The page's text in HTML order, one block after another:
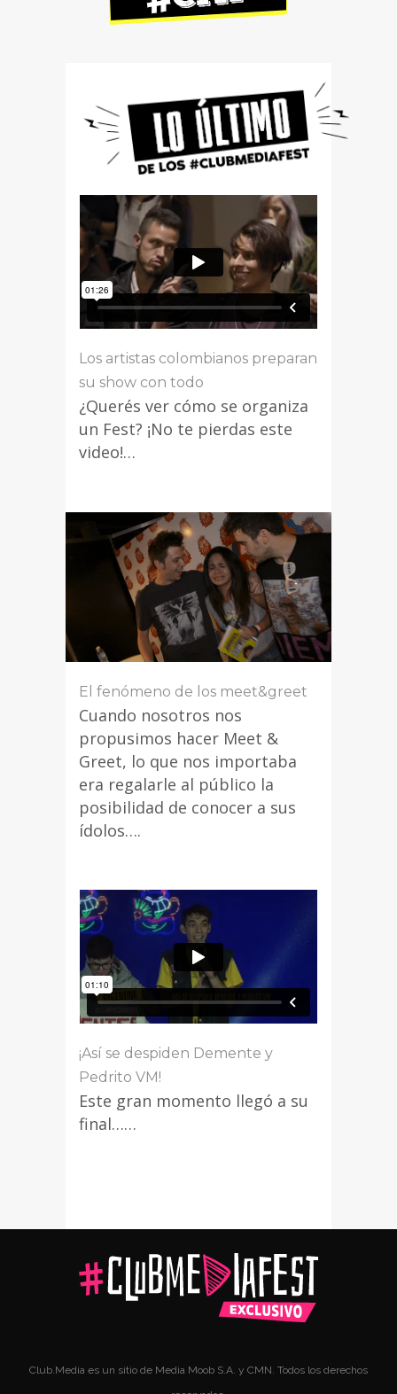
Los artistas colombianos preparan
su show con todo
¿Querés ver cómo se organiza
un Fest? ¡No te pierdas este
video!…
El fenómeno de los meet&greet
Cuando nosotros nos
propusimos hacer Meet &
Greet, lo que nos importaba
era regalarle al público la
posibilidad de conocer a sus
ídolos….
¡Así se despiden Demente y
Pedrito VM!
Este gran momento llegó a su
final……
Club.Media es un sitio de Media Moob S.A. y CMN. Todos los derechos